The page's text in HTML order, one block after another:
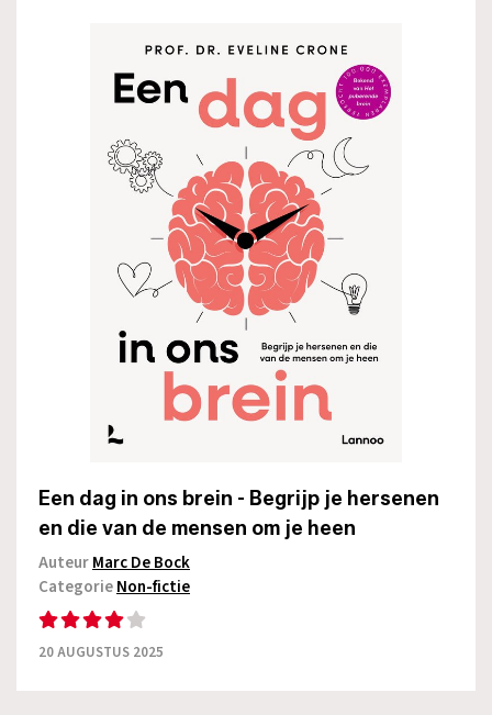
Een dag in ons brein - Begrijp je hersenen
en die van de mensen om je heen
AuteurMarc De Bock
CategorieNon-fictie
20 AUGUSTUS 2025